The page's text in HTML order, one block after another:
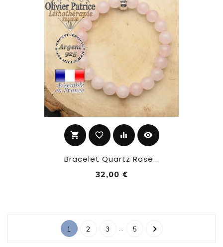
shopping_cart favorite_border equalizer visibility
Bracelet Quartz Rose...
32,00 €
1 2 3 5 